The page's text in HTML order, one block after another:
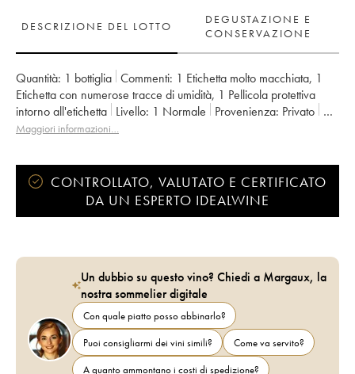
DESCRIZIONE DEL LOTTO
DEGUSTAZIONE E
CONSERVAZIONE
Quantità: 1 bottiglia Commenti: 1 Etichetta molto macchiata, 1
Etichetta con numerose tracce di umidità, 1 Pellicola protettiva
intorno all'etichetta Livello: 1 Normale Provenienza:
privato
IVA detraibile:
no
Proprietario:
Vignobles de la Coulée de Serrant - Nicolas Joly
Maggiori informazioni…
CONTROLLATO, VALUTATO E CERTIFICATO
DA UN ESPERTO IDEALWINE
Un dubbio su questo vino? Chiedi a Margaux, la
nostra sommelier digitale
Con quale piatto posso abbinarlo?
Puoi consigliarmi dei vini simili?
Come va servito?
A quanto ammontano i costi di spedizione?